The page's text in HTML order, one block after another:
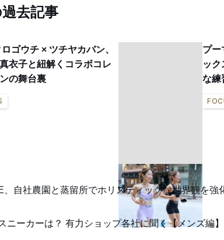
過去記事
ゴウチ × ツチヤカバン、
衣子と紐解くコラボコレ
の舞台裏
プー
ッ
な練
自社農園と蒸留所でホリスティックな世界観を強
ニーカーは？ 有力ショップ各社に聞く【メンズ編】